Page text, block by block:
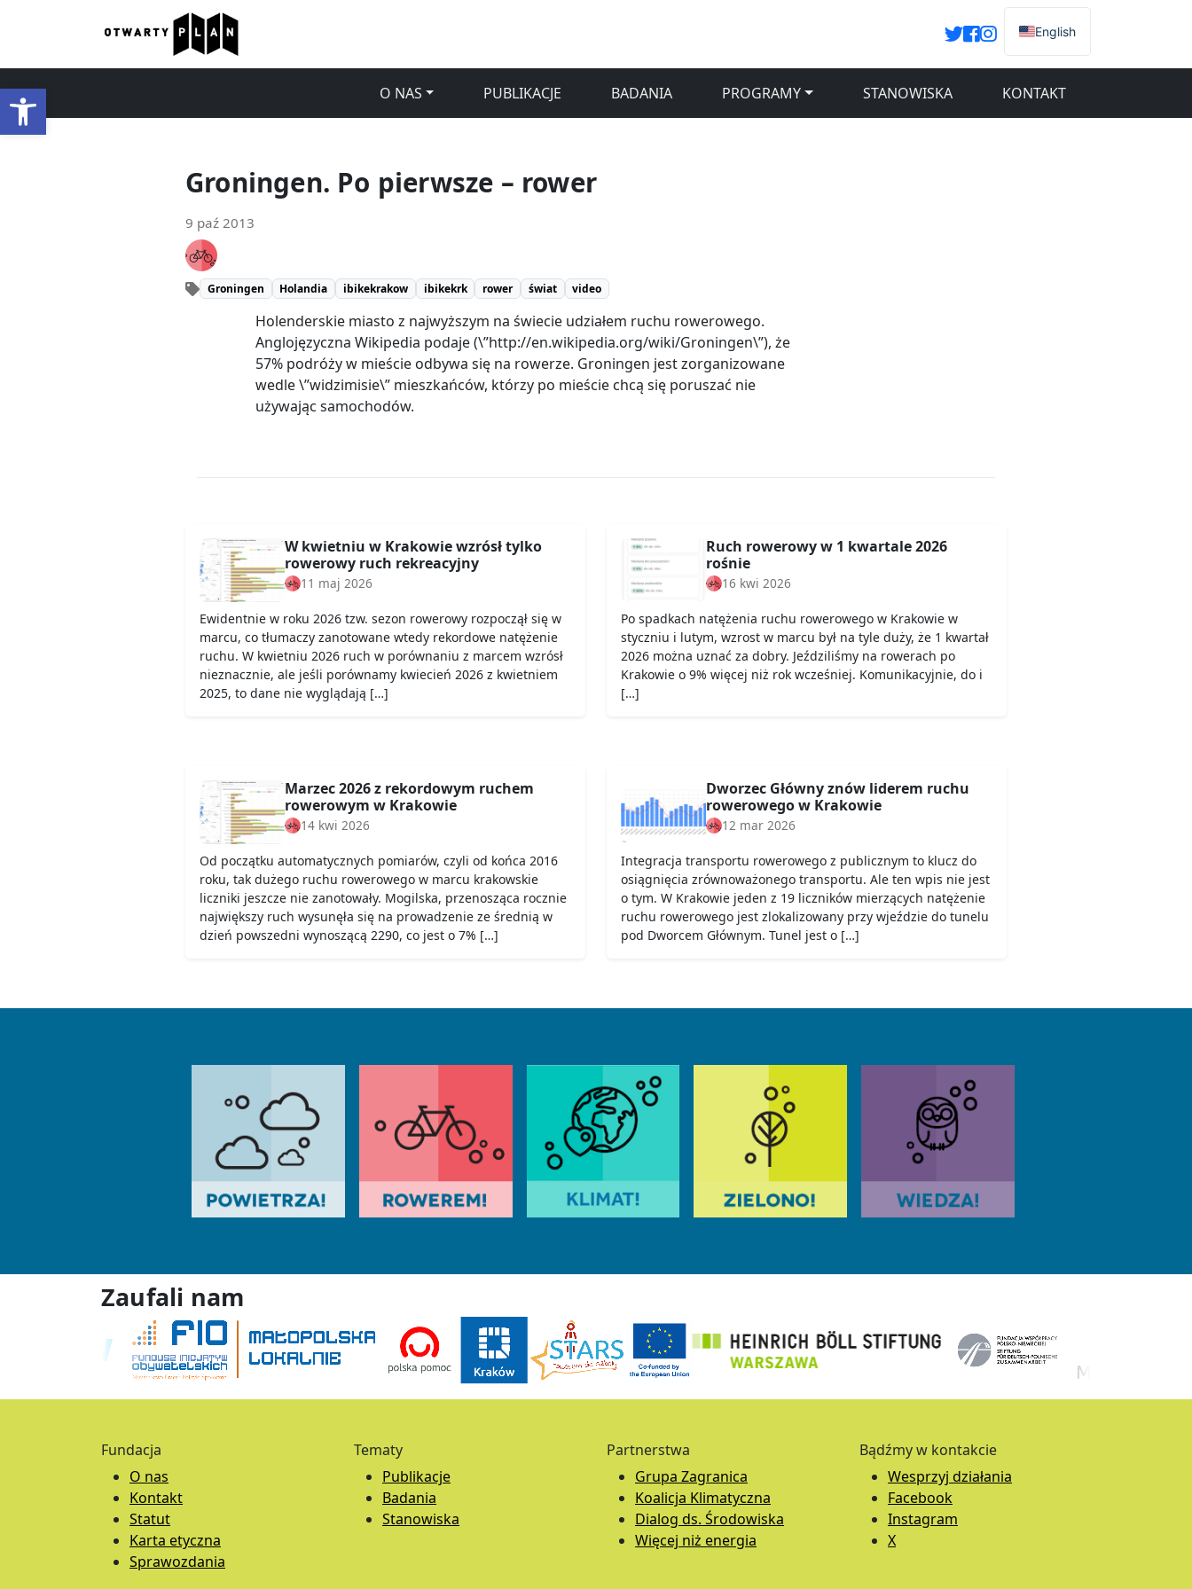
Otwórz pasek narzędzi
English
O NAS PUBLIKACJE BADANIA PROGRAMY STANOWISKA KONTAKT
Groningen. Po pierwsze – rower
9 paź 2013
Groningen Holandia ibikekrakow ibikekrk rower świat video
Holenderskie miasto z najwyższym na świecie udziałem ruchu rowerowego.
Anglojęzyczna Wikipedia podaje (\”http://en.wikipedia.org/wiki/Groningen\”), że
57% podróży w mieście odbywa się na rowerze. Groningen jest zorganizowane
wedle \”widzimisie\” mieszkańców, którzy po mieście chcą się poruszać nie
używając samochodów.
W kwietniu w Krakowie wzrósł tylko
rowerowy ruch rekreacyjny
11 maj 2026
Ewidentnie w roku 2026 tzw. sezon rowerowy rozpoczął się w
marcu, co tłumaczy zanotowane wtedy rekordowe natężenie
ruchu. W kwietniu 2026 ruch w porównaniu z marcem wzrósł
nieznacznie, ale jeśli porównamy kwiecień 2026 z kwietniem
2025, to dane nie wyglądają […]
Ruch rowerowy w 1 kwartale 2026
rośnie
16 kwi 2026
Po spadkach natężenia ruchu rowerowego w Krakowie w
styczniu i lutym, wzrost w marcu był na tyle duży, że 1 kwartał
2026 można uznać za dobry. Jeździliśmy na rowerach po
Krakowie o 9% więcej niż rok wcześniej. Komunikacyjnie, do i
[…]
Marzec 2026 z rekordowym ruchem
rowerowym w Krakowie
14 kwi 2026
Od początku automatycznych pomiarów, czyli od końca 2016
roku, tak dużego ruchu rowerowego w marcu krakowskie
liczniki jeszcze nie zanotowały. Mogilska, przenosząca rocznie
największy ruch wysunęła się na prowadzenie ze średnią w
dzień powszedni wynoszącą 2290, co jest o 7% […]
Dworzec Główny znów liderem ruchu
rowerowego w Krakowie
12 mar 2026
Integracja transportu rowerowego z publicznym to klucz do
osiągnięcia zrównoważonego transportu. Ale ten wpis nie jest
o tym. W Krakowie jeden z 19 liczników mierzących natężenie
ruchu rowerowego jest zlokalizowany przy wjeździe do tunelu
pod Dworcem Głównym. Tunel jest o […]
Zaufali nam
Fundacja
O nas
Kontakt
Statut
Karta etyczna
Sprawozdania
Tematy
Publikacje
Badania
Stanowiska
Partnerstwa
Grupa Zagranica
Koalicja Klimatyczna
Dialog ds. Środowiska
Więcej niż energia
Bądźmy w kontakcie
Wesprzyj działania
Facebook
Instagram
X